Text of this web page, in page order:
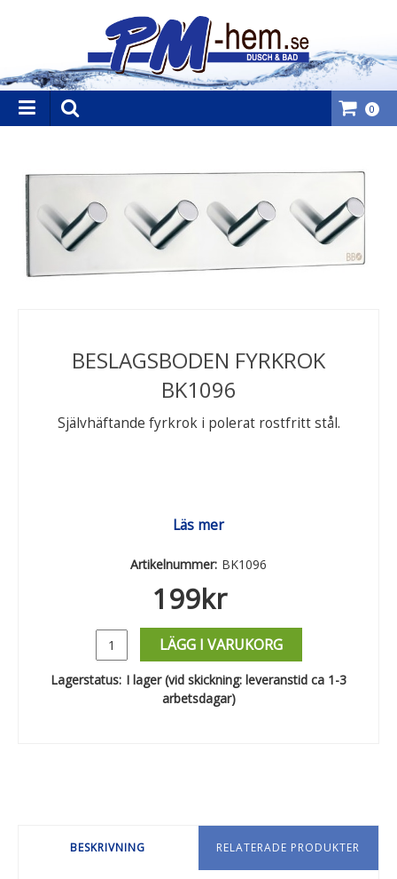
0
BESLAGSBODEN FYRKROK
BK1096
Självhäftande fyrkrok i polerat rostfritt stål.
Läs mer
Artikelnummer: BK1096
199kr
LÄGG I VARUKORG
Lagerstatus: I lager (vid skickning: leveranstid ca 1-3
arbetsdagar)
BESKRIVNING RELATERADE PRODUKTER